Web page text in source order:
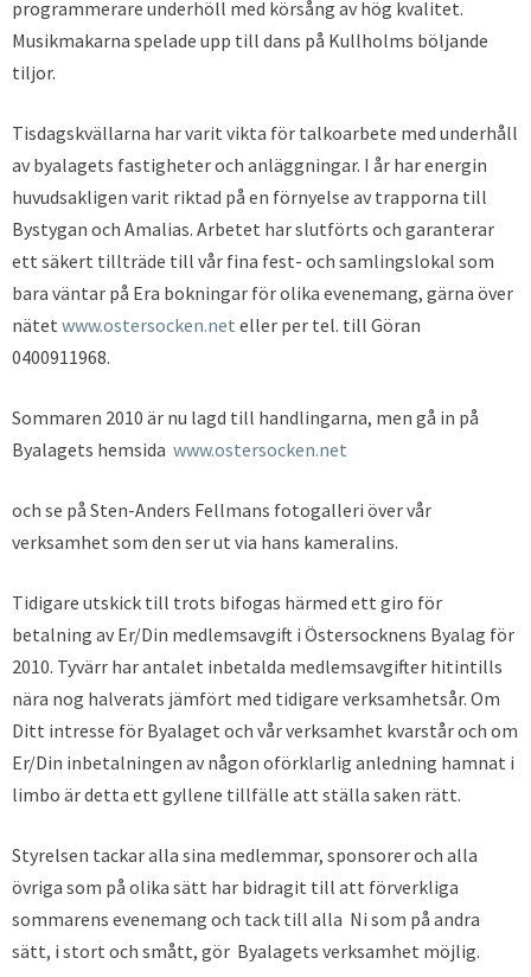
programmerare underhöll med körsång av hög kvalitet.
Musikmakarna spelade upp till dans på Kullholms böljande
tiljor.
Tisdagskvällarna har varit vikta för talkoarbete med underhåll
av byalagets fastigheter och anläggningar. I år har energin
huvudsakligen varit riktad på en förnyelse av trapporna till
Bystygan och Amalias. Arbetet har slutförts och garanterar
ett säkert tillträde till vår fina fest- och samlingslokal som
bara väntar på Era bokningar för olika evenemang, gärna över
nätet www.ostersocken.net eller per tel. till Göran
0400911968.
Sommaren 2010 är nu lagd till handlingarna, men gå in på
Byalagets hemsida www.ostersocken.net
och se på Sten-Anders Fellmans fotogalleri över vår
verksamhet som den ser ut via hans kameralins.
Tidigare utskick till trots bifogas härmed ett giro för
betalning av Er/Din medlemsavgift i Östersocknens Byalag för
2010. Tyvärr har antalet inbetalda medlemsavgifter hitintills
nära nog halverats jämfört med tidigare verksamhetsår. Om
Ditt intresse för Byalaget och vår verksamhet kvarstår och om
Er/Din inbetalningen av någon oförklarlig anledning hamnat i
limbo är detta ett gyllene tillfälle att ställa saken rätt.
Styrelsen tackar alla sina medlemmar, sponsorer och alla
övriga som på olika sätt har bidragit till att förverkliga
sommarens evenemang och tack till alla Ni som på andra
sätt, i stort och smått, gör Byalagets verksamhet möjlig.